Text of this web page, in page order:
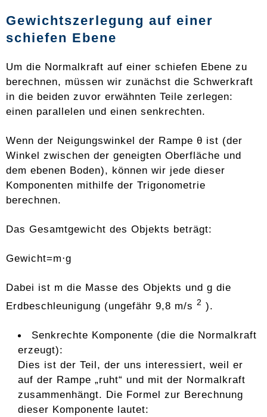
Gewichtszerlegung auf einer
schiefen Ebene
Um die Normalkraft auf einer schiefen Ebene zu
berechnen, müssen wir zunächst die Schwerkraft
in die beiden zuvor erwähnten Teile zerlegen:
einen parallelen und einen senkrechten.
Wenn der Neigungswinkel der Rampe θ ist (der
Winkel zwischen der geneigten Oberfläche und
dem ebenen Boden), können wir jede dieser
Komponenten mithilfe der Trigonometrie
berechnen.
Das Gesamtgewicht des Objekts beträgt:
Gewicht=m⋅g
Dabei ist m die Masse des Objekts und g die
Erdbeschleunigung (ungefähr 9,8 m/s 2 ).
Senkrechte Komponente (die die Normalkraft
erzeugt):
Dies ist der Teil, der uns interessiert, weil er
auf der Rampe „ruht“ und mit der Normalkraft
zusammenhängt. Die Formel zur Berechnung
dieser Komponente lautet: